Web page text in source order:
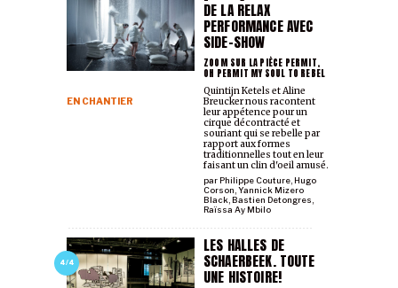
DE LA RELAX
PERFORMANCE AVEC
SIDE-SHOW
ZOOM SUR LA PIÈCE PERMIT,
OH PERMIT MY SOUL TO REBEL
EN CHANTIER
parPhilippe Couture Hugo
Corson Yannick Mizero
Black Bastien Detongres
Raïssa Ay Mbilo
Quintijn Ketels et Aline
Breucker nous racontent
leur appétence pour un
cirque décontracté et
souriant qui se rebelle par
rapport aux formes
traditionnelles tout en leur
faisant un clin d'oeil amusé.
4/4
LES HALLES DE
SCHAERBEEK. TOUTE
UNE HISTOIRE!